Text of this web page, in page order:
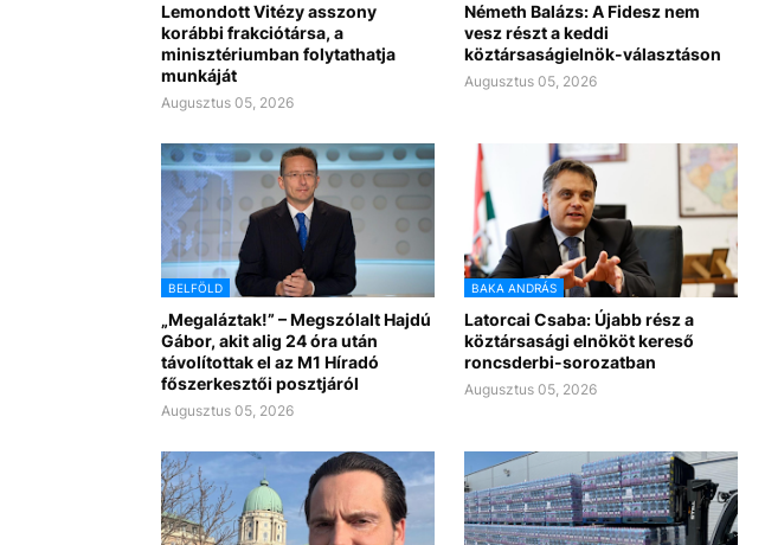
Lemondott Vitézy asszony
korábbi frakciótársa, a
minisztériumban folytathatja
munkáját
Augusztus 05, 2026
Németh Balázs: A Fidesz nem
vesz részt a keddi
köztársaságielnök-választáson
Augusztus 05, 2026
BELFÖLD
„Megaláztak!” – Megszólalt Hajdú
Gábor, akit alig 24 óra után
távolítottak el az M1 Híradó
főszerkesztői posztjáról
Augusztus 05, 2026
BAKA ANDRÁS
Latorcai Csaba: Újabb rész a
köztársasági elnököt kereső
roncsderbi-sorozatban
Augusztus 05, 2026